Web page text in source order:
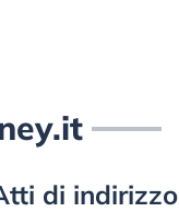
di indirizzo